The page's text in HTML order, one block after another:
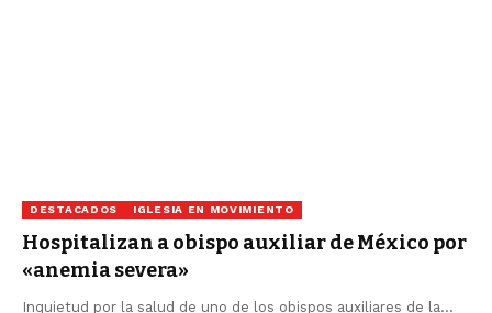
DESTACADOS IGLESIA EN MOVIMIENTO
Hospitalizan a obispo auxiliar de México por
«anemia severa»
Inquietud por la salud de uno de los obispos auxiliares de la…